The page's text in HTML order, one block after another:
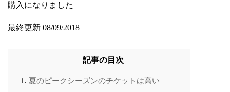
購入になりました
最終更新 08/09/2018
夏のピークシーズンのチケットは高い